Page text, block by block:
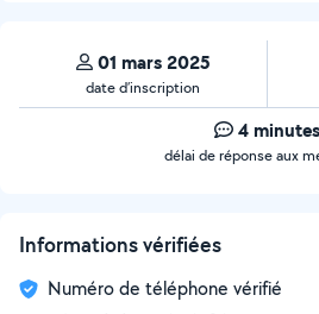
01 mars 2025
date d’inscription
4 minutes
délai de réponse aux
Informations vérifiées
Numéro de téléphone vérifié